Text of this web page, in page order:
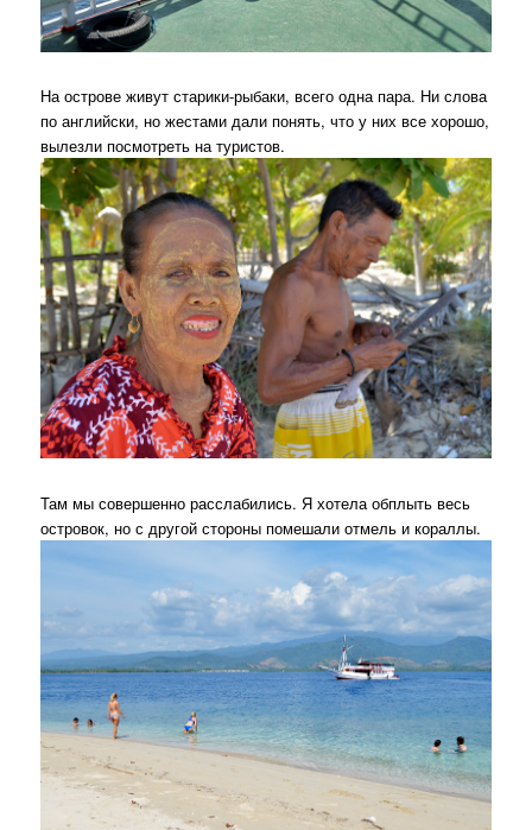
На острове живут старики-рыбаки, всего одна пара. Ни слова
по английски, но жестами дали понять, что у них все хорошо,
вылезли посмотреть на туристов.
Там мы совершенно расслабились. Я хотела обплыть весь
островок, но с другой стороны помешали отмель и кораллы.